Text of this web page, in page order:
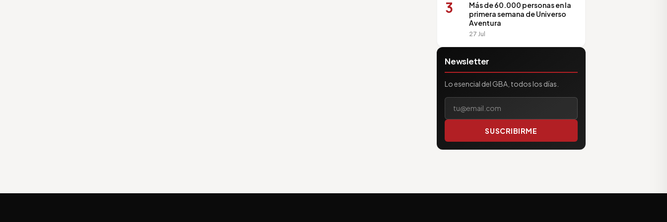
3
Más de 60.000 personas en la
primera semana de Universo
Aventura
27 Jul
Newsletter
Lo esencial del GBA, todos los días.
Tu correo electrónico
SUSCRIBIRME